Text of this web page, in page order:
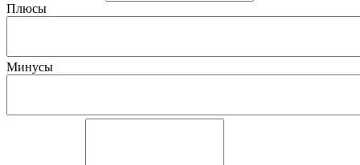
Плюсы
Минусы